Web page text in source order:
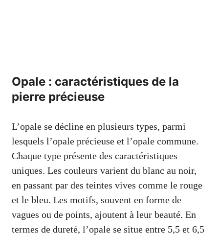
Opale : caractéristiques de la
pierre précieuse
L’opale se décline en plusieurs types, parmi
lesquels l’opale précieuse et l’opale commune.
Chaque type présente des caractéristiques
uniques. Les couleurs varient du blanc au noir,
en passant par des teintes vives comme le rouge
et le bleu. Les motifs, souvent en forme de
vagues ou de points, ajoutent à leur beauté. En
termes de dureté, l’opale se situe entre 5,5 et 6,5